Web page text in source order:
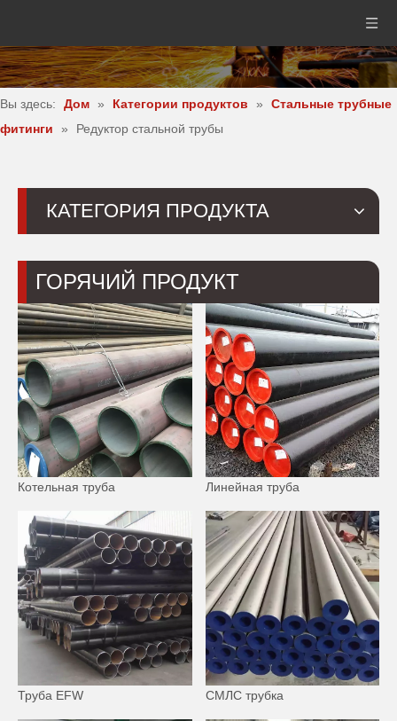
Вы здесь: Дом » Категории продуктов »
Стальные трубные
фитинги
» Редуктор стальной трубы
КАТЕГОРИЯ ПРОДУКТА
ГОРЯЧИЙ ПРОДУКТ
Котельная труба Линейная труба
Труба EFW СМЛС трубка